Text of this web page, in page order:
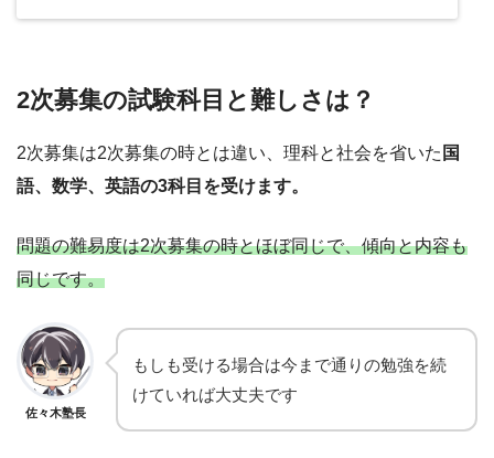
2次募集の試験科目と難しさは？
2次募集は2次募集の時とは違い、理科と社会を省いた 国
語、数学、英語の3科目を受けます。
問題の難易度は2次募集の時とほぼ同じで、傾向と内容も
同じです。
佐々木塾長
もしも受ける場合は今まで通りの勉強を続
けていれば大丈夫です